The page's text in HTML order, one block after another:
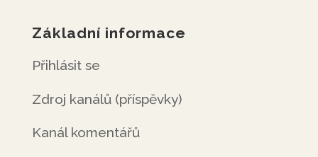
Základní informace
Přihlásit se
Zdroj kanálů (příspěvky)
Kanál komentářů